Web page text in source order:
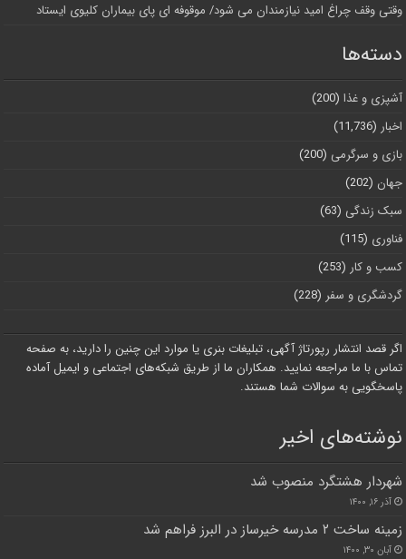
وقتی وقف چراغ امید نیازمندان می شود/ موقوفه ای پای بیماران کلیوی ایستاد
دسته‌ها
آشپزی و غذا (200)
اخبار (11,736)
بازی و سرگرمی (200)
جهان (202)
سبک زندگی (63)
فناوری (115)
کسب و کار (253)
گردشگری و سفر (228)
اگر قصد انتشار رپورتاژ آگهی، تبلیغات بنری یا موارد این چنین را دارید، به صفحه
تماس با ما مراجعه نمایید. همکاران ما از طریق شبکه‌های اجتماعی و ایمیل آماده
پاسخگویی به سوالات شما هستند.
نوشته‌های اخیر
شهردار هشتگرد منصوب شد
آذر ۱۶, ۱۴۰۰
زمینه ساخت ۲ مدرسه خیرساز در البرز فراهم شد
آبان ۳۰, ۱۴۰۰